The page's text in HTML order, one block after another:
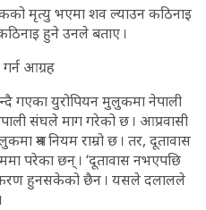
मृत्यु भएमा शव ल्याउन कठिनाइ
हुने उनले बताए ।
आग्रह
गएका युरोपियन मुलुकमा नेपाली
संघले माग गरेको छ । आप्रवासी
श्रम नियम राम्रो छ । तर, दूतावास
परेका छन् । ‘दूतावास नभएपछि
हुनसकेको छैन । यसले दलालले